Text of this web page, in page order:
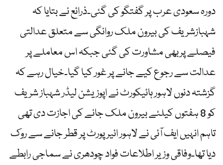
دورہ سعودی عرب پر گفتگو کی گئی۔ذرائع نے بتایا کہ
شہبازشریف کی بیرون ملک روانگی سے متعلق عدالتی
فیصلے پربھی مشاورت کی گئی جبکہ اس معاملے پر
عدالت سے رجوع کیے جانے پر غور کیا گیا۔خیال رہے کہ
گزشتہ دنوں لاہور ہائیکورٹ نے اپوزیشن لیڈر شہباز شریف
کو 8 ہفتوں کیلئے بیرون ملک جانے کی اجازت دی تھی
تاہم انہیں ایف آئی نے لاہور ائیرپورٹ پر قطر جانے سے روک
دیا تھا۔وفاقی وزیر اطلاعات فواد چودھری نے سماجی رابطے